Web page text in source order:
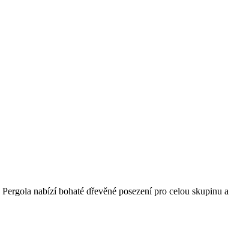
nabízí bohaté dřevěné posezení pro celou skupinu a